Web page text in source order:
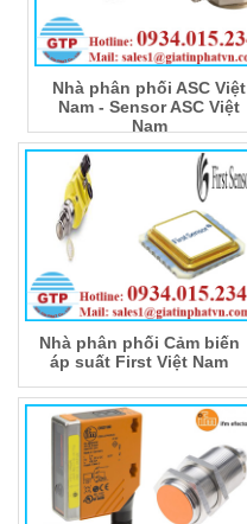
Nhà phân phối ASC Việt
Nam - Sensor ASC Việt
Nam
Nhà phân phối Cảm biến
áp suất First Việt Nam